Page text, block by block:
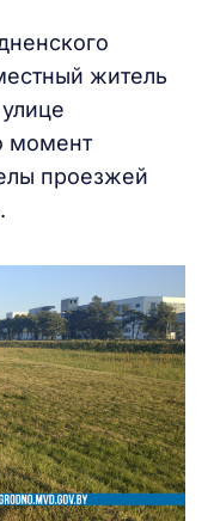
житель
момент
проезжей